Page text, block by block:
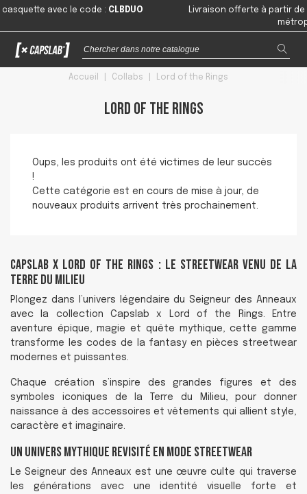
avec le code:CLBDUO
Livraison offerte à partir de 49€
Accueil Collabs Lord of the Rings
Lord of the Rings
Oups, les produits ont été victimes de leur succès
!
Cette catégorie est en cours de mise à jour, de
nouveaux produits arrivent très prochainement.
Capslab x Lord of the Rings : le streetwear venu de la
Terre du Milieu
Plongez dans l’univers légendaire du Seigneur des Anneaux
avec la collection Capslab x Lord of the Rings. Entre
aventure épique, magie et quête mythique, cette gamme
transforme les codes de la fantasy en pièces streetwear
modernes et puissantes.
Chaque création s’inspire des grandes figures et des
symboles iconiques de la Terre du Milieu, pour donner
naissance à des accessoires et vêtements qui allient style,
caractère et imaginaire.
Un univers mythique revisité en mode streetwear
Le Seigneur des Anneaux est une œuvre culte qui traverse
les générations avec une identité visuelle forte et